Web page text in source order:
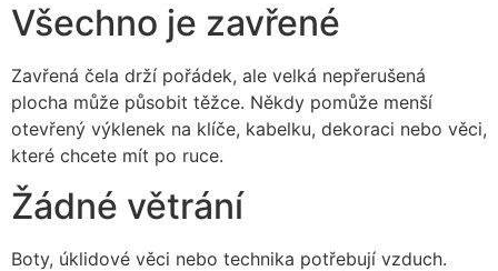
Všechno je zavřené
Zavřená čela drží pořádek, ale velká nepřerušená
plocha může působit těžce. Někdy pomůže menší
otevřený výklenek na klíče, kabelku, dekoraci nebo věci,
které chcete mít po ruce.
Žádné větrání
Boty, úklidové věci nebo technika potřebují vzduch.